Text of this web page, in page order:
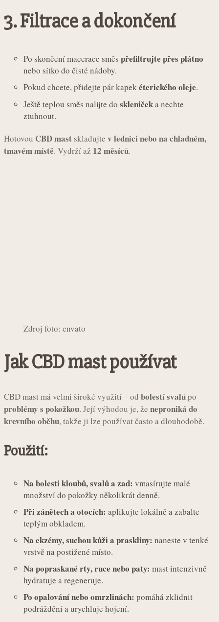
3. Filtrace a dokončení
Po skončení macerace směs přefiltrujte přes plátno
nebo sítko do čisté nádoby.
Pokud chcete, přidejte pár kapekéterického oleje.
Ještě teplou směs nalijte do skleničeka nechte
ztuhnout.
Hotovou CBD mast skladujte v lednici nebo na chladném,
tmavém místě. Vydrží až 12 měsíců.
Zdroj foto: envato
Jak CBD mast používat
CBD mast má velmi široké využití – od bolestí svalůpo
problémy s pokožkou. Její výhodou je, že neproniká do
krevního oběhu, takže ji lze používat často a dlouhodobě.
Použití:
Na bolesti kloubů, svalů a zad: vmasírujte malé
množství do pokožky několikrát denně.
Při zánětech a otocích: aplikujte lokálně a zabalte
teplým obkladem.
Na ekzémy, suchou kůži a praskliny: naneste v tenké
vrstvě na postižené místo.
Na popraskané rty, ruce nebo paty: mast intenzivně
hydratuje a regeneruje.
Po opalování nebo omrzlinách: pomáhá zklidnit
podráždění a urychluje hojení.